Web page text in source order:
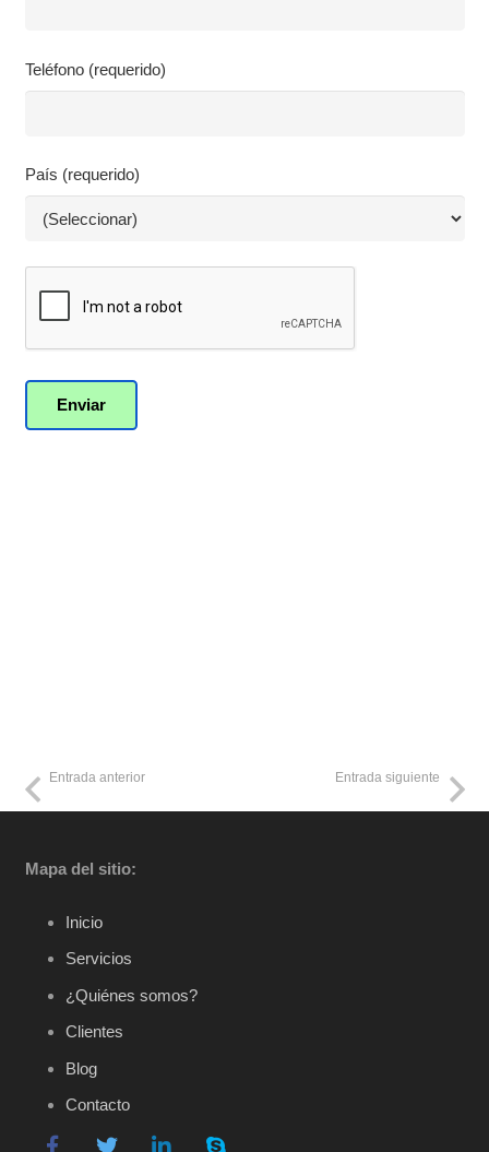
Teléfono (requerido)
País (requerido)
Entrada anterior Entrada siguiente
Mapa del sitio:
Inicio
Servicios
¿Quiénes somos?
Clientes
Blog
Contacto